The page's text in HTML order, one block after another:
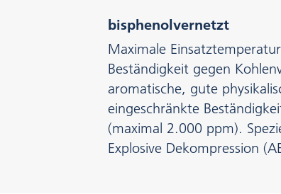
bisphenolvernetzt
Maximale
Beständigkeit gegen
aromatische, gute
eingeschränkte
(maximal 2.000 ppm).
Explosive Dekompression